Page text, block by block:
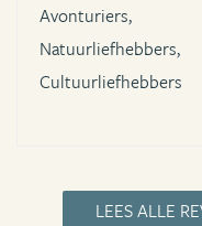
Avonturiers,
Natuurliefhebbers,
Cultuurliefhebbers
LEES ALLE